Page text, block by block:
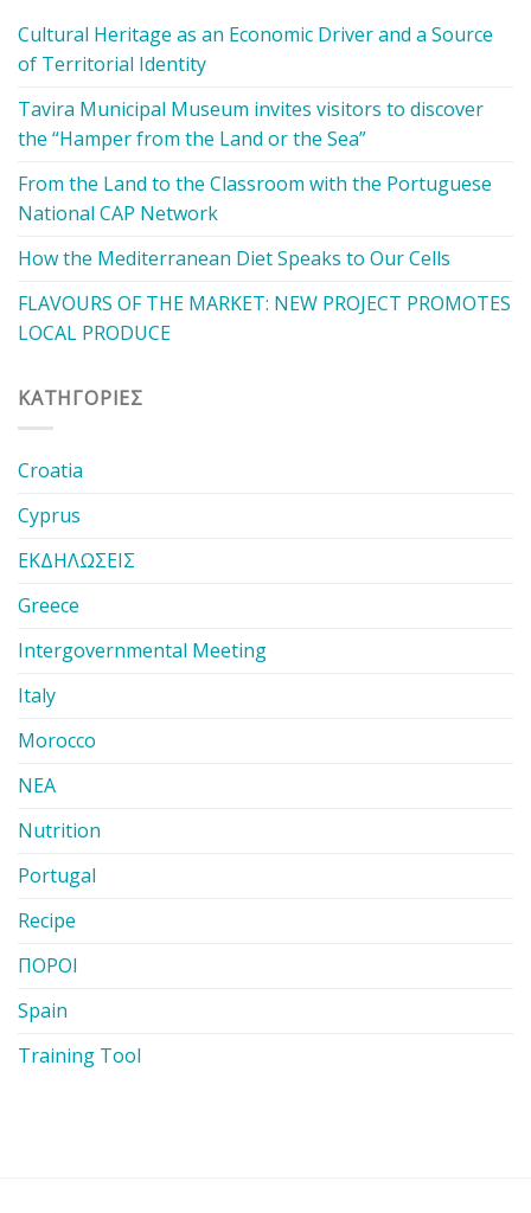
Cultural Heritage as an Economic Driver and a Source
of Territorial Identity
Tavira Municipal Museum invites visitors to discover
the “Hamper from the Land or the Sea”
From the Land to the Classroom with the Portuguese
National CAP Network
How the Mediterranean Diet Speaks to Our Cells
FLAVOURS OF THE MARKET: NEW PROJECT PROMOTES
LOCAL PRODUCE
KΑΤΗΓΟΡΊΕΣ
Croatia
Cyprus
ΕΚΔΗΛΩΣΕΙΣ
Greece
Intergovernmental Meeting
Italy
Morocco
ΝΕΑ
Nutrition
Portugal
Recipe
ΠΟΡΟΙ
Spain
Training Tool